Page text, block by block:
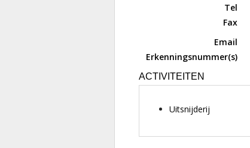
Tel
Fax
Email
Erkenningsnummer(s)
ACTIVITEITEN
Uitsnijderij